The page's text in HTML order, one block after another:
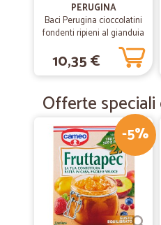
PERUGINA
Baci Perugina cioccolatini
fondenti ripieni al gianduia
e nocciola intera gr.200
10,35 €
Offerte
-5%